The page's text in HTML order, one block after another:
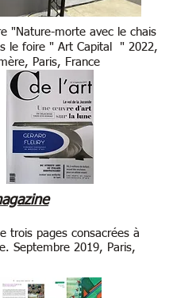
"Nature-morte avec le chais
le foire " Art Capital " 2022,
Paris, France
trois pages consacrées à
Septembre 2019, Paris,